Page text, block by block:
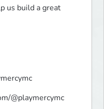
us build a great
@playmercymc